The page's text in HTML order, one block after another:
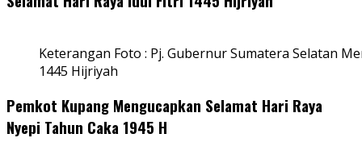
Keterangan Foto : Pj. Gubernur Sumatera Selatan
1445 Hijriyah
Pemkot Kupang Mengucapkan Selamat Hari Raya
Nyepi Tahun Caka 1945 H